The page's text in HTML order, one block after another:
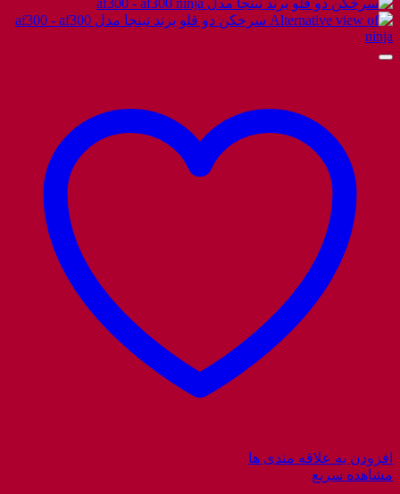
افزودن به علاقه مندی ها
مشاهده سریع